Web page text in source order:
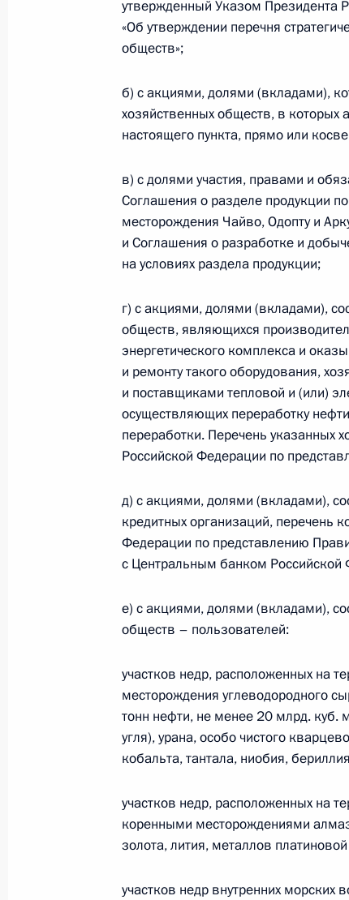
Указ о применении
энергетической сферах в связи
иностранных государств и
В статьи 9 и 31 закона о
4 августа 2022 года, 09:55
в судебном порядке запись об
4 августа 2022 года, 09:50
Подписан закон, позволяющий
оплаты образовательных услуг,
4 августа 2022 года, 09:45
Подписан закон о статусе
на прилегающей к районам
закона о ФСБ
4 августа 2022 года, 09:35
4 августа 2022 года, 09:30
Указ о присвоении звания Героя
утвержденный Указом Президента
«Об утверждении перечня
обществ»;
б) с акциями, долями (вкладами),
хозяйственных обществ, в которых
настоящего пункта, прямо или
в) с долями участия, правами и
Соглашения о разделе продукции
месторождения Чайво, Одопту и
и Соглашения о разработке и
на условиях раздела продукции;
г) с акциями, долями (вкладами),
обществ, являющихся
энергетического комплекса и
и ремонту такого оборудования,
и поставщиками тепловой и (или)
осуществляющих переработку
переработки. Перечень указанных
Российской Федерации по
д) с акциями, долями (вкладами),
кредитных организаций, перечень
Федерации по представлению
с Центральным банком Российской
е) с акциями, долями (вкладами),
обществ – пользователей:
участков недр, расположенных на
месторождения углеводородного
тонн нефти, не менее 20 млрд. куб.
угля), урана, особо чистого
кобальта, тантала, ниобия,
участков недр, расположенных на
коренными месторождениями
золота, лития, металлов
участков недр внутренних морских